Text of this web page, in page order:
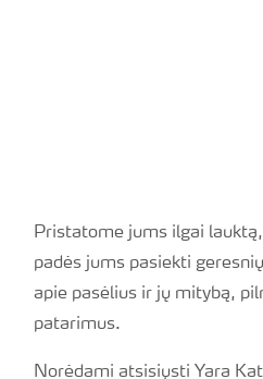
Pristatome jums ilgai
padės jums pasiekti
apie pasėlius ir jų mitybą,
patarimus.
Norėdami atsisiųsti Yara